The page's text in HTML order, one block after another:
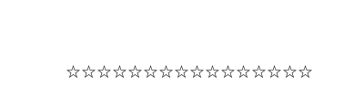
☆☆☆☆☆☆☆☆☆☆☆☆☆☆☆☆